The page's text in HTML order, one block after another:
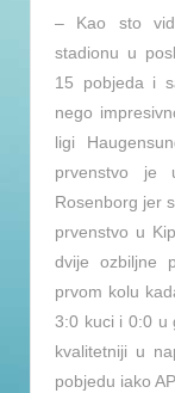
– Kao sto
stadionu u
15 pobjeda i
nego
ligi
prvenstvo
Rosenborg jer
prvenstvo u
dvije ozbiljne
prvom kolu
3:0 kuci i 0:0 u
kvalitetniji u
pobjedu iako